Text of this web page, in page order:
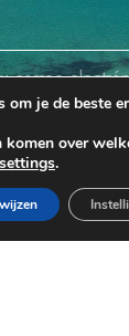
laPolítica de
ADRES
N340
Reservar
om je de beste
komen over
settings.